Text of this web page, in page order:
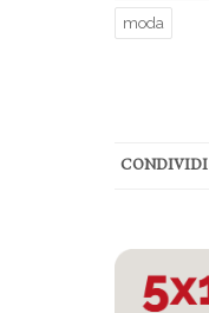
moda
CONDIVIDI